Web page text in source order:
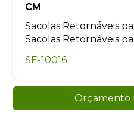
CM
Sacolas Retornáveis
Sacolas Retornáveis
SE-10016
Orçamento